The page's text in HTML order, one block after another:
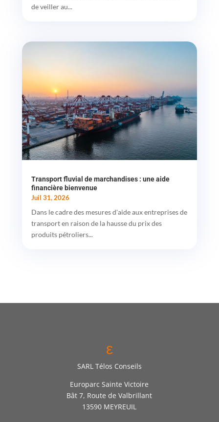
de veiller au...
Transport fluvial de marchandises : une aide
financière bienvenue
Juil 31, 2026
Dans le cadre des mesures d'aide aux entreprises de
transport en raison de la hausse du prix des
produits pétroliers...
ε
SARL Télos Conseils
Europarc Sainte Victoire
Bât 7, Route de Valbrillant
13590 MEYREUIL